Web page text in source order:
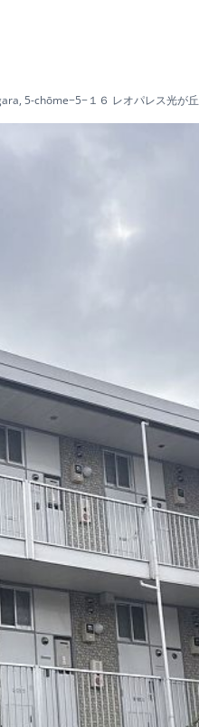
5-chōme−5−１６ レオパレス光が丘